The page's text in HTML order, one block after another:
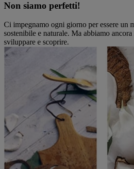
Non siamo perfetti!
Ci impegnamo ogni giorno per essere un
sostenibile e naturale. Ma abbiamo
sviluppare e scoprire.